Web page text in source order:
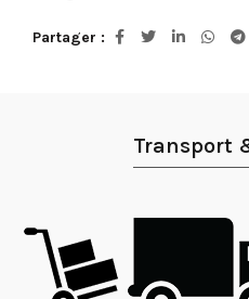
Partager
Transport